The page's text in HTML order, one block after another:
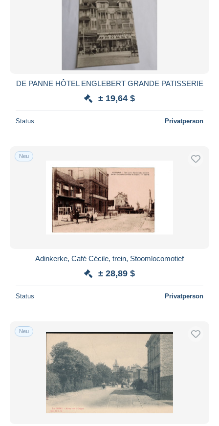
DE PANNE HÔTEL ENGLEBERT GRANDE PATISSERIE
± 19,64 $
Status Privatperson
Neu
Adinkerke, Café Cécile, trein, Stoomlocomotief
± 28,89 $
Status Privatperson
Neu